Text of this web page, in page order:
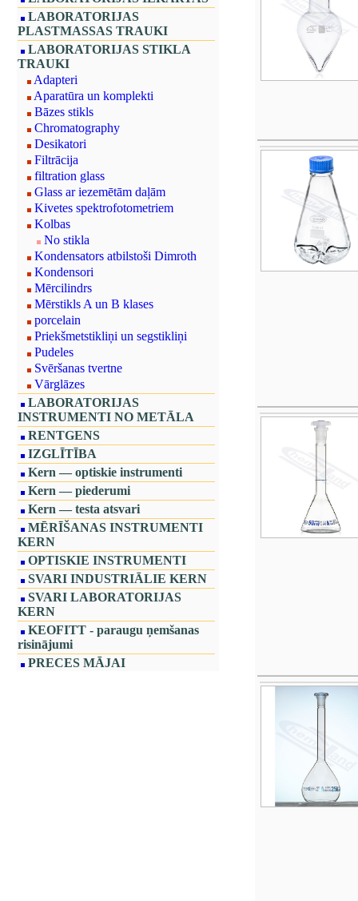
LABORATORIJAS
PLASTMASSAS TRAUKI
LABORATORIJAS STIKLA
TRAUKI
Adapteri
Aparatūra un komplekti
Bāzes stikls
Chromatography
Desikatori
Filtrācija
filtration glass
Glass ar iezemētām daļām
Kivetes spektrofotometriem
Kolbas
No stikla
Kondensators atbilstoši Dimroth
Kondensori
Mērcilindrs
Mērstikls A un B klases
porcelain
Priekšmetstikliņi un segstikliņi
Pudeles
Svēršanas tvertne
Vārglāzes
LABORATORIJAS
INSTRUMENTI NO METĀLA
RENTGENS
IZGLĪTĪBA
Kern — optiskie instrumenti
Kern — piederumi
Kern — testa atsvari
MĒRĪŠANAS INSTRUMENTI
KERN
OPTISKIE INSTRUMENTI
SVARI INDUSTRIĀLIE KERN
SVARI LABORATORIJAS
KERN
KEOFITT - paraugu ņemšanas
risinājumi
PRECES MĀJAI